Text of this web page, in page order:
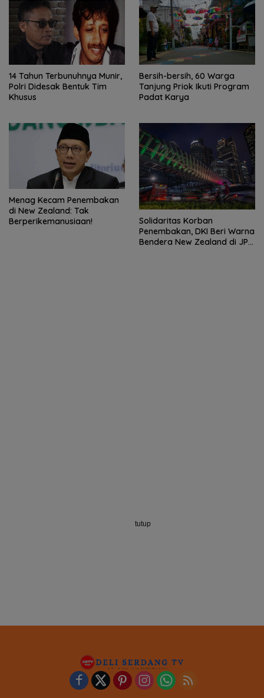
14 Tahun Terbunuhnya Munir,
Polri Didesak Bentuk Tim
Khusus
Bersih-bersih, 60 Warga
Tanjung Priok Ikuti Program
Padat Karya
Menag Kecam Penembakan
di New Zealand: Tak
Berperikemanusiaan!
Solidaritas Korban
Penembakan, DKI Beri Warna
Bendera New Zealand di JPO
tutup